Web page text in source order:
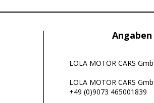
LOLA MOTOR CARS
LOLA MOTOR CARS
+49 (0)9073 465001839